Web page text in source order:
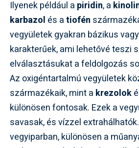
Ilyenek például a piridin, a
karbazol és atiofén
vegyületek gyakran bázikus
karakterűek, ami lehetővé teszi
elválasztásukat a feldolgozás
Az oxigéntartalmú vegyületek
származékaik, mint a krezolok
különösen fontosak. Ezek a
savasak, és vízzel
vegyiparban, különösen a